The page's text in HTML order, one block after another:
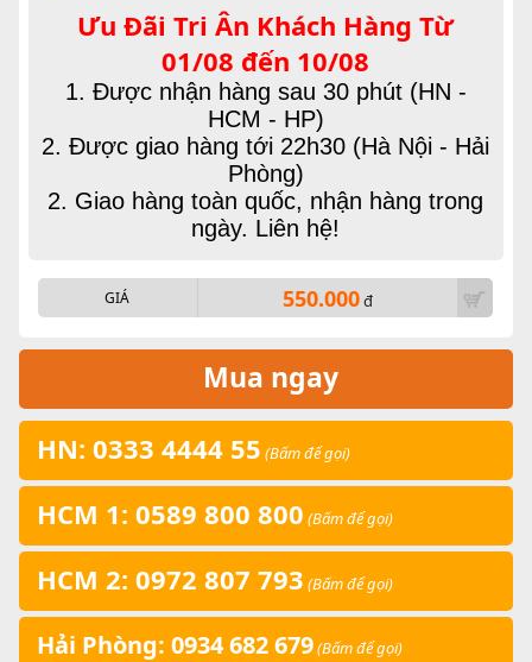
Ưu Đãi Tri Ân Khách Hàng Từ
01/08 đến 10/08
1. Được nhận hàng sau 30 phút (HN -
HCM - HP)
2. Được giao hàng tới 22h30 (Hà Nội - Hải
Phòng)
2. Giao hàng toàn quốc, nhận hàng trong
ngày. Liên hệ!
GIÁ 550.000đ
Mua ngay
HN: 0333 4444 55 (Bấm để gọi)
HCM 1: 0589 800 800 (Bấm để gọi)
HCM 2: 0972 807 793 (Bấm để gọi)
Hải Phòng: 0934 682 679(Bấm để gọi)